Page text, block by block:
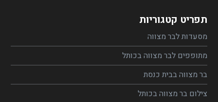
תפריט קטגוריות
מסעדות לבר מצווה
מתופפים לבר מצווה בכותל
בר מצווה בבית כנסת
צילום בר מצווה בכותל